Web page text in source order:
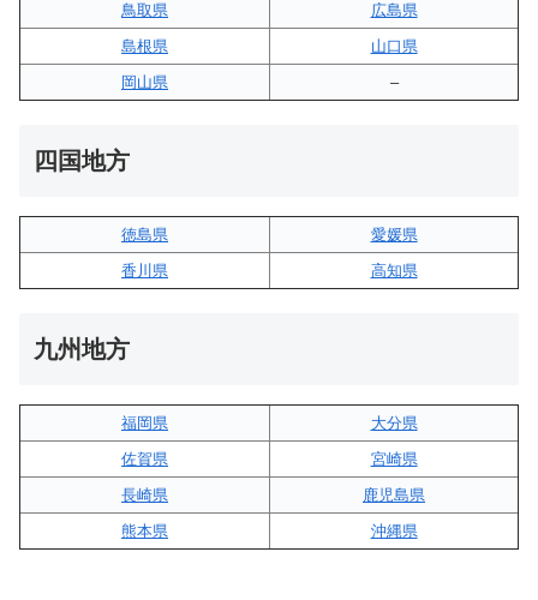
鳥取県
広島県
島根県
山口県
岡山県
–
四国地方
徳島県
愛媛県
香川県
高知県
九州地方
福岡県
大分県
佐賀県
宮崎県
長崎県
鹿児島県
熊本県
沖縄県